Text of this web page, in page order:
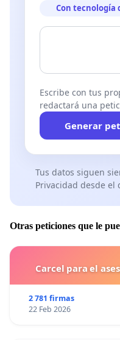
Con tecnología
Escribe con tus
redactará una
Generar
Tus datos siguen
Privacidad desde el
Otras peticiones que le
Carcel para el
2 781 firmas
22 Feb 2026